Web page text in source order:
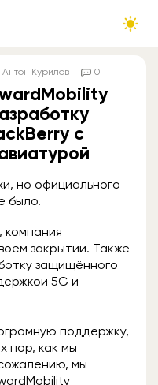
Антон Курилов 0
с
но официального
было.
компания
закрытии. Также
защищённого
5G и
поддержку,
пор, как мы
мы